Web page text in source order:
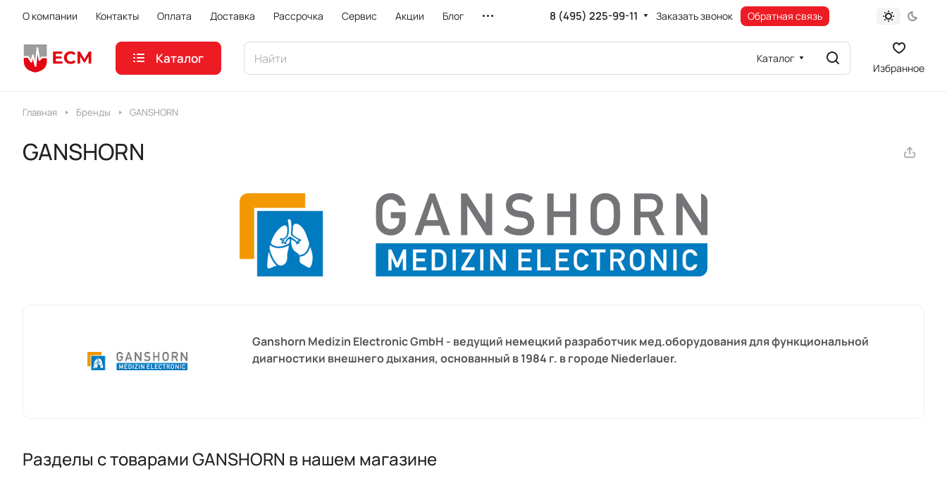
О компании Контакты Оплата Доставка Рассрочка Сервис Акции Блог 8 (495) 225-99-11 Заказать звонок Обратная связь
Каталог Каталог
Избранное
Главная Бренды GANSHORN
GANSHORN
Ganshorn Medizin Electronic GmbH - ведущий немецкий разработчик мед.оборудования для функциональной
диагностики внешнего дыхания, основанный в 1984 г. в городе Niederlauer.
Разделы с товарами GANSHORN в нашем магазине